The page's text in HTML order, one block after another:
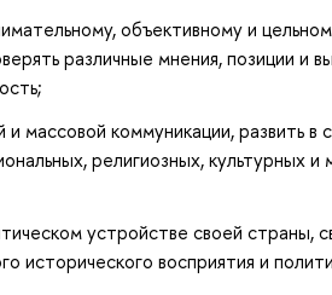
объективному и
различные мнения, позиции и
массовой коммуникации, развить
религиозных, культурных
устройстве своей страны,
исторического восприятия и